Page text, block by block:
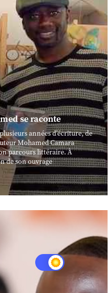
se raconte
années d’écriture, de
Mohamed Camara
parcours littéraire. À
de son ouvrage